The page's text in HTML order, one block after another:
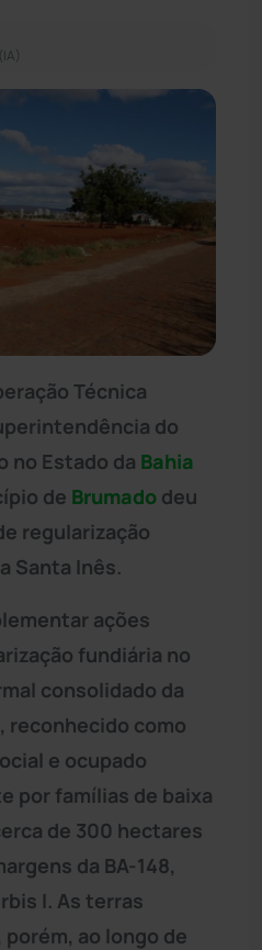
Técnica
do
no Estado da Bahia
de Brumado deu
regularização
Santa Inês.
ações
fundiária no
consolidado da
reconhecido como
e ocupado
por famílias de baixa
de 300 hectares
da BA-148,
I. As terras
ao longo de